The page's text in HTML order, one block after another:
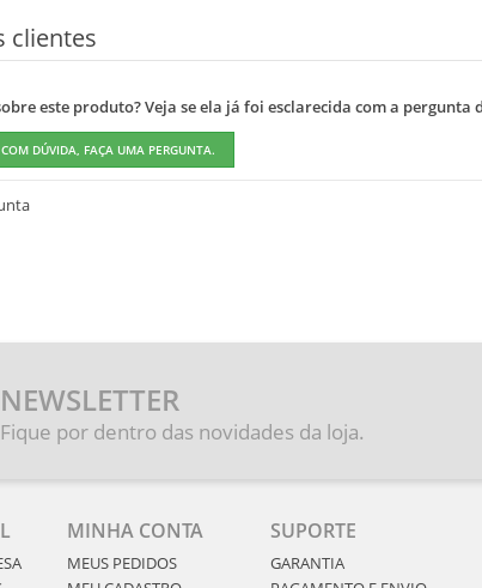
clientes
este produto? Veja se ela já foi esclarecida com a pergunta
DÚVIDA, FAÇA UMA PERGUNTA.
NEWSLETTER
Fique por dentro das novidades da loja.
MINHA CONTA
MEUS PEDIDOS
SUPORTE
GARANTIA